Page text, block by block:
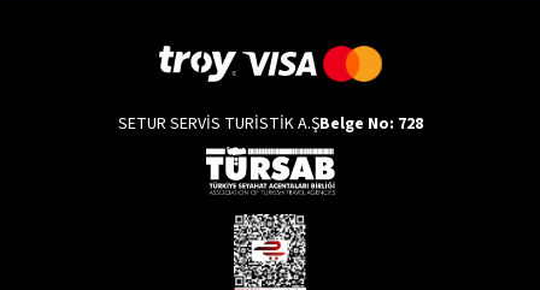
SETUR SERVİS TURİSTİK A.ŞBelge No: 728